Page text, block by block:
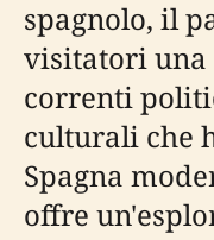
spagnolo, il
visitatori una
correnti
culturali che
Spagna
offre